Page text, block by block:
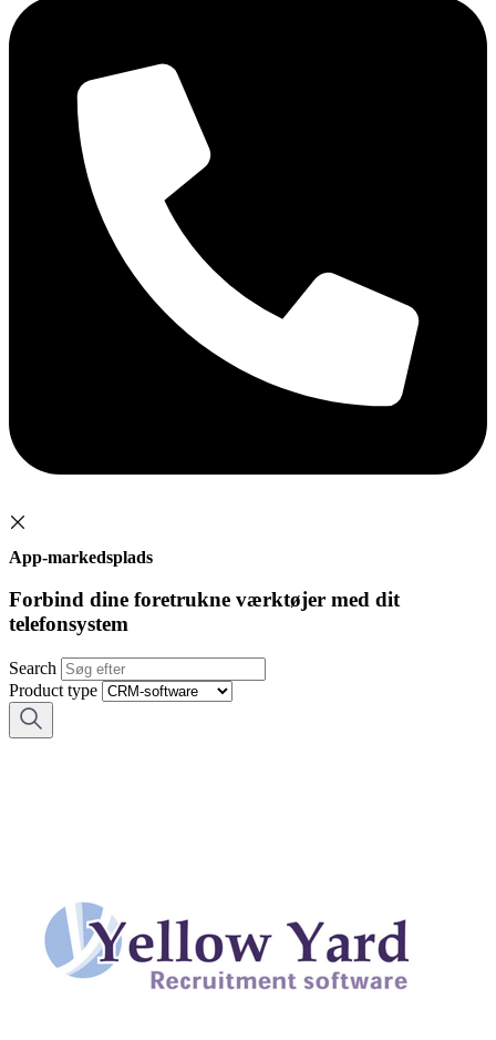
App-markedsplads
Forbind dine foretrukne værktøjer med dit
telefonsystem
Search
Product type